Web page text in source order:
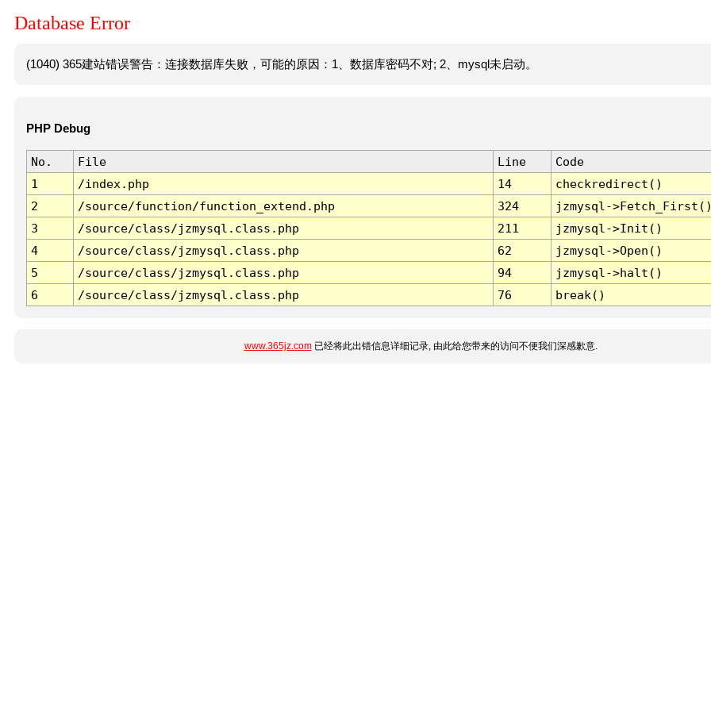
Database Error
(1040) 365建站错误警告：连接数据库失败，可能的原因：1、数据库密码不对; 2、mysql未启动。
PHP Debug
No. File Line
Code
1
/index.php 14
checkredirect()
2
/source/function/function_extend.php 324
jzmysql-
3
/source/class/jzmysql.class.php 211
jzmysql->Init()
4
/source/class/jzmysql.class.php 62
jzmysql->Open()
5
/source/class/jzmysql.class.php 94
jzmysql->halt()
6
/source/class/jzmysql.class.php 76 break()
www.365jz.com已经将此出错信息详细记录, 由此给您带来的访问不便我们深感歉意.